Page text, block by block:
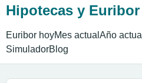
Hipotecas y Euribor
Euribor hoyMes actual Año actual
SimuladorBlog